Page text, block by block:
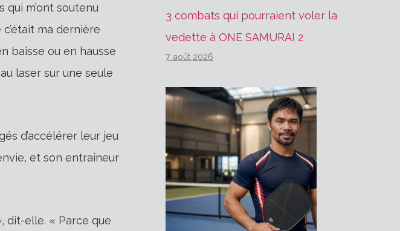
qui m’ont soutenu
ma dernière
baisse ou en hausse
laser sur une seule
d’accélérer leur jeu
et son entraîneur
dit-elle. « Parce que
3 combats qui pourraient voler la
vedette à ONE SAMURAI 2
7 août 2026